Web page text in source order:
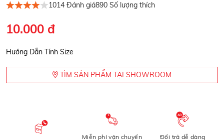
1014 Đánh giá890 Số lượng thích
10.000 đ
Hướng Dẫn Tính Size
TÌM SẢN PHẨM TẠI SHOWROOM
Miễn phí vận chuyển
Đổi trả dễ dàng